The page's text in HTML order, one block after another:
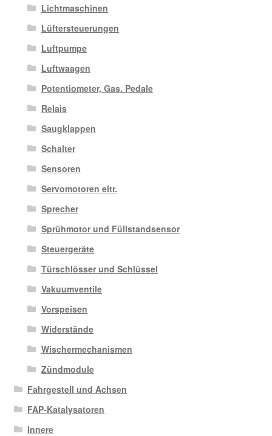
Lichtmaschinen
Lüftersteuerungen
Luftpumpe
Luftwaagen
Potentiometer, Gas. Pedale
Relais
Saugklappen
Schalter
Sensoren
Servomotoren eltr.
Sprecher
Sprühmotor und Füllstandsensor
Steuergeräte
Türschlösser und Schlüssel
Vakuumventile
Vorspeisen
Widerstände
Wischermechanismen
Zündmodule
Fahrgestell und Achsen
FAP-Katalysatoren
Innere